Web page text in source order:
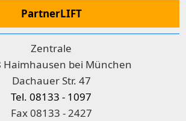
PartnerLIFT
Zentrale
Haimhausen bei München
Dachauer Str. 47
Tel. 08133 - 1097
Fax 08133 - 2427